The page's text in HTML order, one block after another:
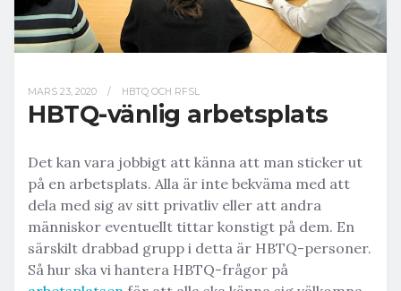
MARS 23, 2020 / HBTQ OCH RFSL
HBTQ-vänlig arbetsplats
Det kan vara jobbigt att känna att man sticker ut
på en arbetsplats. Alla är inte bekväma med att
dela med sig av sitt privatliv eller att andra
människor eventuellt tittar konstigt på dem. En
särskilt drabbad grupp i detta är HBTQ-personer.
Så hur ska vi hantera HBTQ-frågor på